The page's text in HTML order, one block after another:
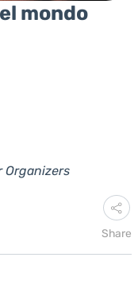
mondo
Organizers
Share